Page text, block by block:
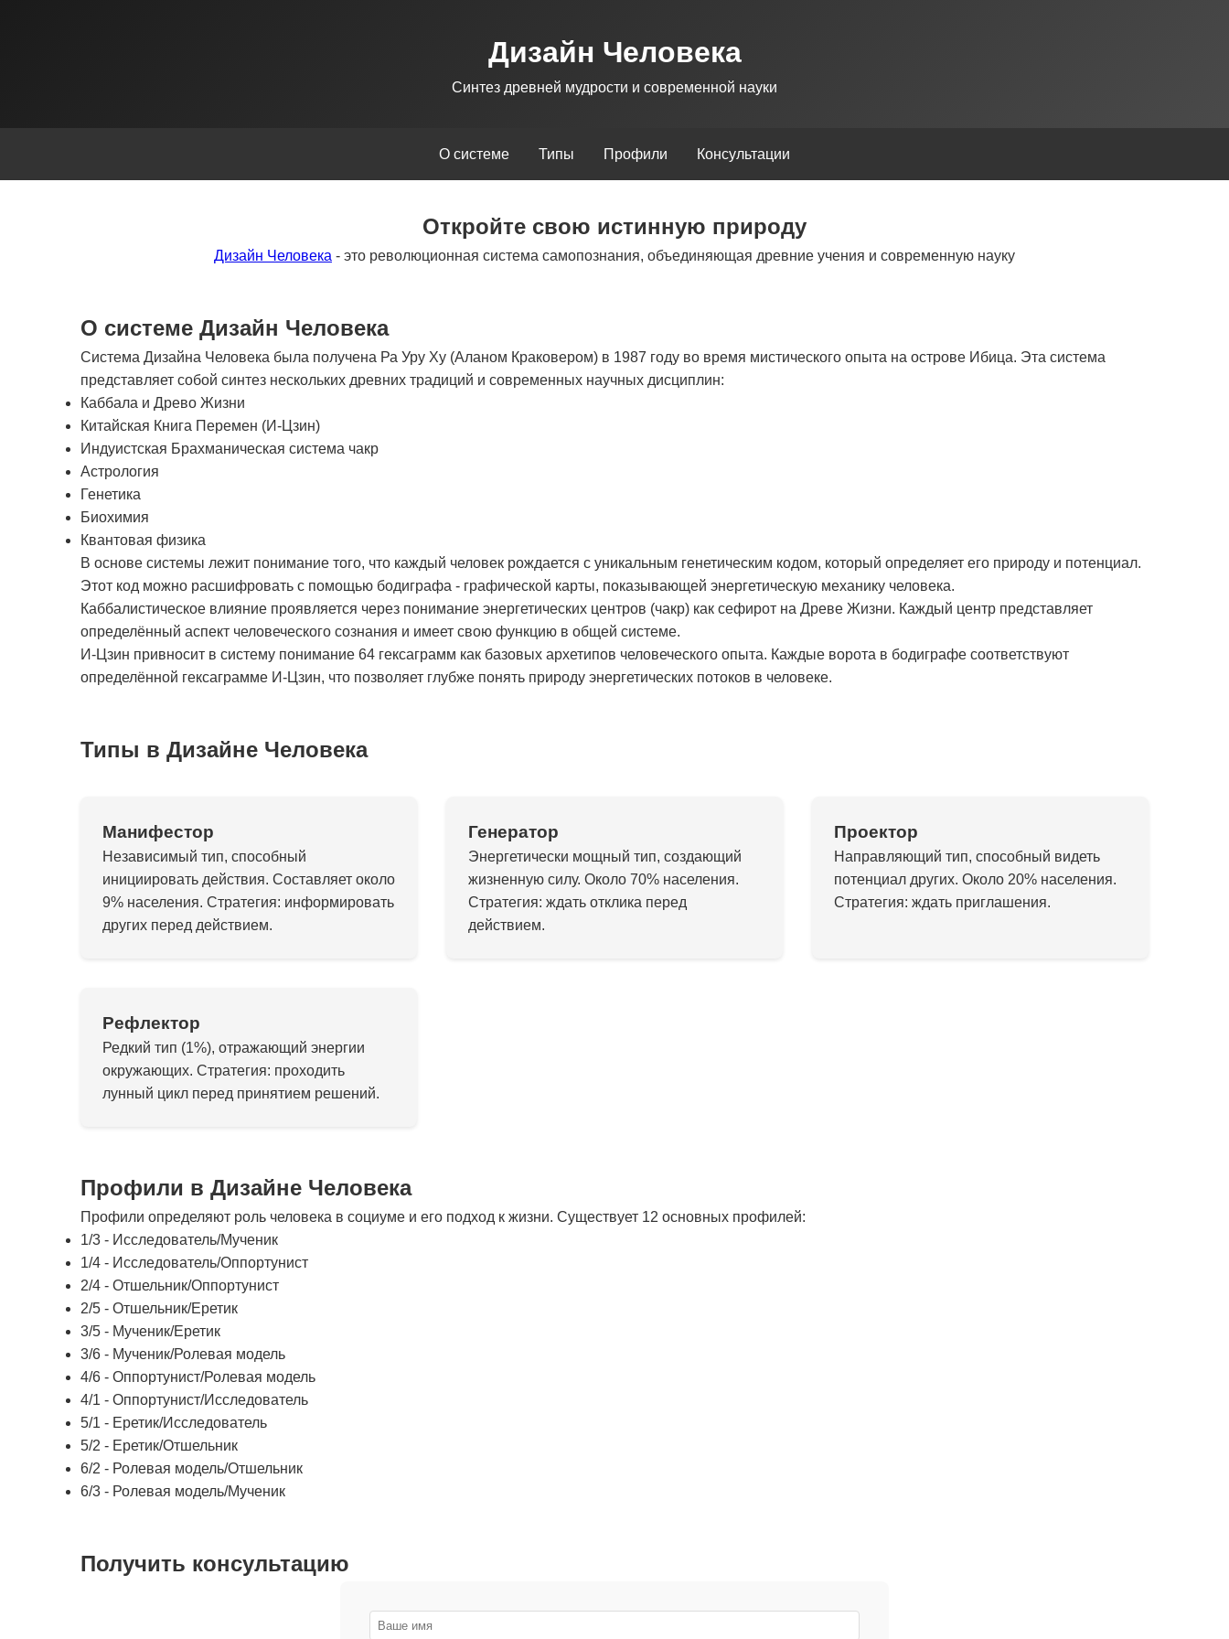
Дизайн Человека
Синтез древней мудрости и современной науки
О системе Типы Профили Консультации
Откройте свою истинную природу
Дизайн Человека - это революционная система самопознания, объединяющая древние учения и современную науку
О системе Дизайн Человека
Система Дизайна Человека была получена Ра Уру Ху (Аланом Краковером) в 1987 году во время мистического опыта на острове Ибица. Эта система
представляет собой синтез нескольких древних традиций и современных научных дисциплин:
Каббала и Древо Жизни
Китайская Книга Перемен (И-Цзин)
Индуистская Брахманическая система чакр
Астрология
Генетика
Биохимия
Квантовая физика
В основе системы лежит понимание того, что каждый человек рождается с уникальным генетическим кодом, который определяет его природу и потенциал.
Этот код можно расшифровать с помощью бодиграфа - графической карты, показывающей энергетическую механику человека.
Каббалистическое влияние проявляется через понимание энергетических центров (чакр) как сефирот на Древе Жизни. Каждый центр представляет
определённый аспект человеческого сознания и имеет свою функцию в общей системе.
И-Цзин привносит в систему понимание 64 гексаграмм как базовых архетипов человеческого опыта. Каждые ворота в бодиграфе соответствуют
определённой гексаграмме И-Цзин, что позволяет глубже понять природу энергетических потоков в человеке.
Типы в Дизайне Человека
Манифестор
Независимый тип, способный
инициировать действия. Составляет около
9% населения. Стратегия: информировать
других перед действием.
Генератор
Энергетически мощный тип, создающий
жизненную силу. Около 70% населения.
Стратегия: ждать отклика перед
действием.
Проектор
Направляющий тип, способный видеть
потенциал других. Около 20% населения.
Стратегия: ждать приглашения.
Рефлектор
Редкий тип (1%), отражающий энергии
окружающих. Стратегия: проходить
лунный цикл перед принятием решений.
Профили в Дизайне Человека
Профили определяют роль человека в социуме и его подход к жизни. Существует 12 основных профилей:
1/3 - Исследователь/Мученик
1/4 - Исследователь/Оппортунист
2/4 - Отшельник/Оппортунист
2/5 - Отшельник/Еретик
3/5 - Мученик/Еретик
3/6 - Мученик/Ролевая модель
4/6 - Оппортунист/Ролевая модель
4/1 - Оппортунист/Исследователь
5/1 - Еретик/Исследователь
5/2 - Еретик/Отшельник
6/2 - Ролевая модель/Отшельник
6/3 - Ролевая модель/Мученик
Получить консультацию